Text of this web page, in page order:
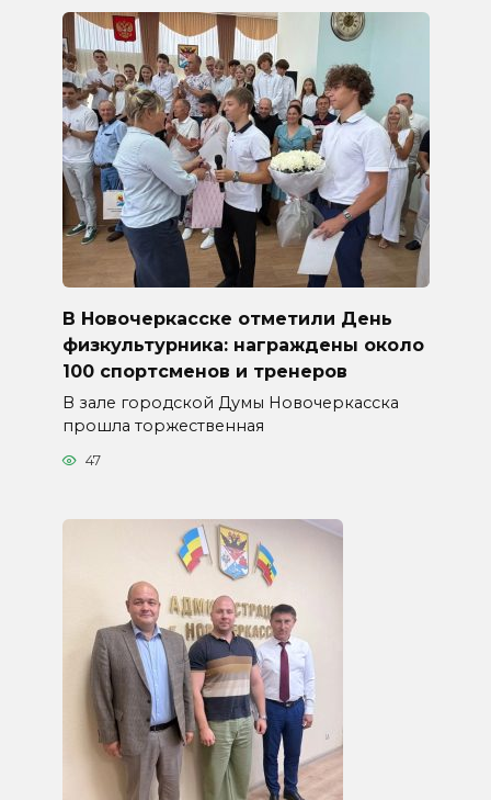
В Новочеркасске отметили День
физкультурника: награждены около
100 спортсменов и тренеров
В зале городской Думы Новочеркасска
прошла торжественная
47